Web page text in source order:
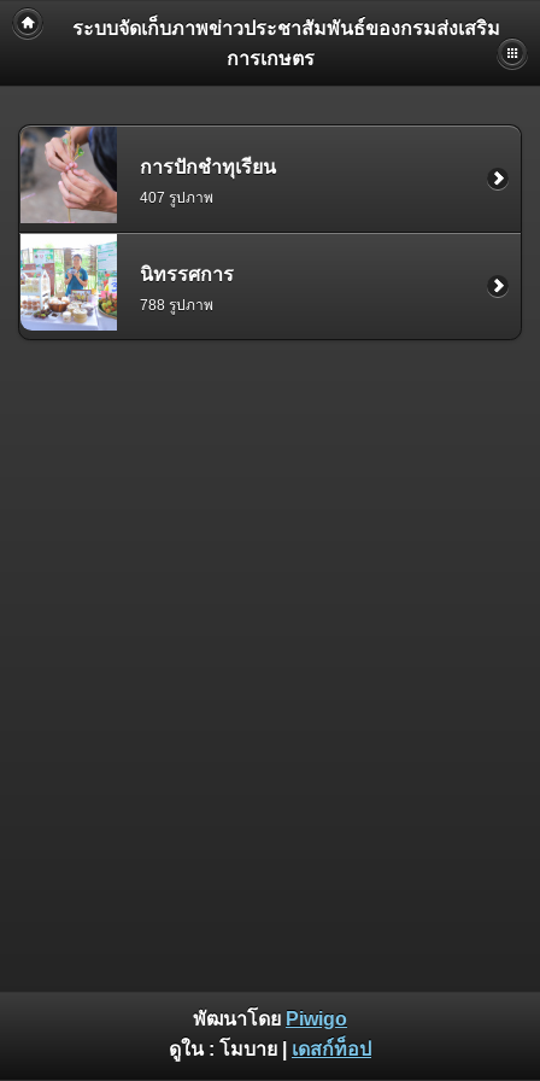
ระบบจัดเก็บภาพข่าวประชาสัมพันธ์ของกรมส่งเสริม
การเกษตร
การปักชำทุเรียน
407 รูปภาพ
นิทรรศการ
788 รูปภาพ
พัฒนาโดย Piwigo
ดูใน : โมบาย เดสก์ท็อป